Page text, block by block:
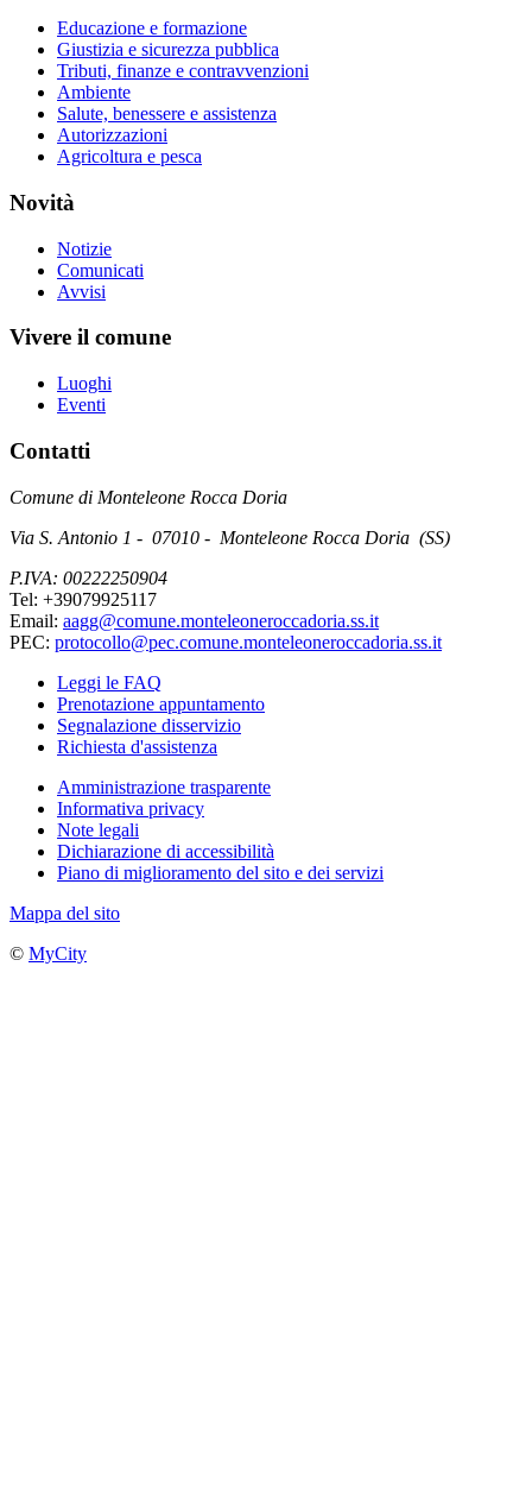
Educazione e formazione
Giustizia e sicurezza pubblica
Tributi, finanze e contravvenzioni
Ambiente
Salute, benessere e assistenza
Autorizzazioni
Agricoltura e pesca
Novità
Notizie
Comunicati
Avvisi
Vivere il comune
Luoghi
Eventi
Contatti
Comune di Monteleone Rocca Doria
Via S. Antonio 1 - 07010 - Monteleone Rocca Doria (SS)
P.IVA: 00222250904
Tel: +39079925117
Email: aagg@comune.monteleoneroccadoria.ss.it
PEC: protocollo@pec.comune.monteleoneroccadoria.ss.it
Leggi le FAQ
Prenotazione appuntamento
Segnalazione disservizio
Richiesta d'assistenza
Amministrazione trasparente
Informativa privacy
Note legali
Dichiarazione di accessibilità
Piano di miglioramento del sito e dei servizi
Mappa del sito
© MyCity